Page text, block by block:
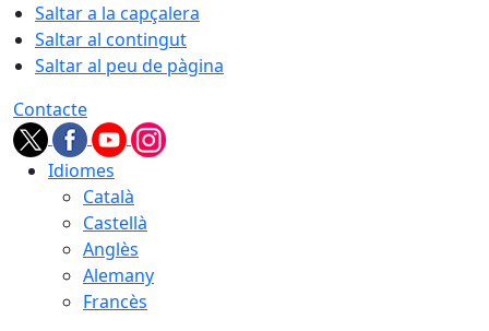
Saltar a la capçalera
Saltar al contingut
Saltar al peu de pàgina
Contacte
Idiomes
Català
Castellà
Anglès
Alemany
Francès